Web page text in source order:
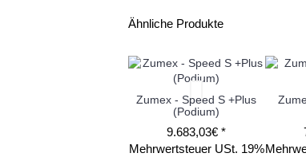
Ähnliche Produkte
Zumex - Speed S +Plus
(Podium)
9.683,03€ *
Mehrwertsteuer USt. 19%